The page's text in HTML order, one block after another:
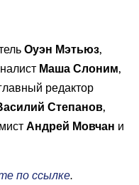
Оуэн Мэтьюз,
Маша Слоним,
редактор
Степанов,
Андрей Мовчан и
по ссылке.